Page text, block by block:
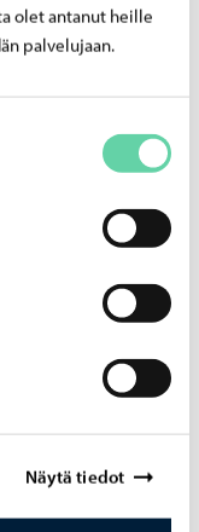
olet antanut heille
palvelujaan.
Näytä tiedot